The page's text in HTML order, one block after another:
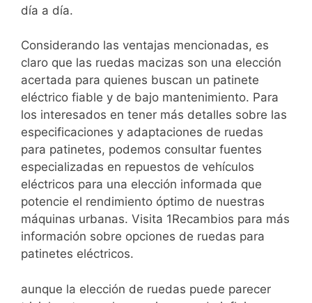
día a día.
Considerando las ventajas mencionadas, es
claro que las ruedas macizas son una elección
acertada para quienes buscan un patinete
eléctrico fiable y de bajo mantenimiento. Para
los interesados en tener más detalles sobre las
especificaciones y adaptaciones de ruedas
para patinetes, podemos consultar fuentes
especializadas en repuestos de vehículos
eléctricos para una elección informada que
potencie el rendimiento óptimo de nuestras
máquinas urbanas. Visita 1Recambios para más
información sobre opciones de ruedas para
patinetes eléctricos.
aunque la elección de ruedas puede parecer